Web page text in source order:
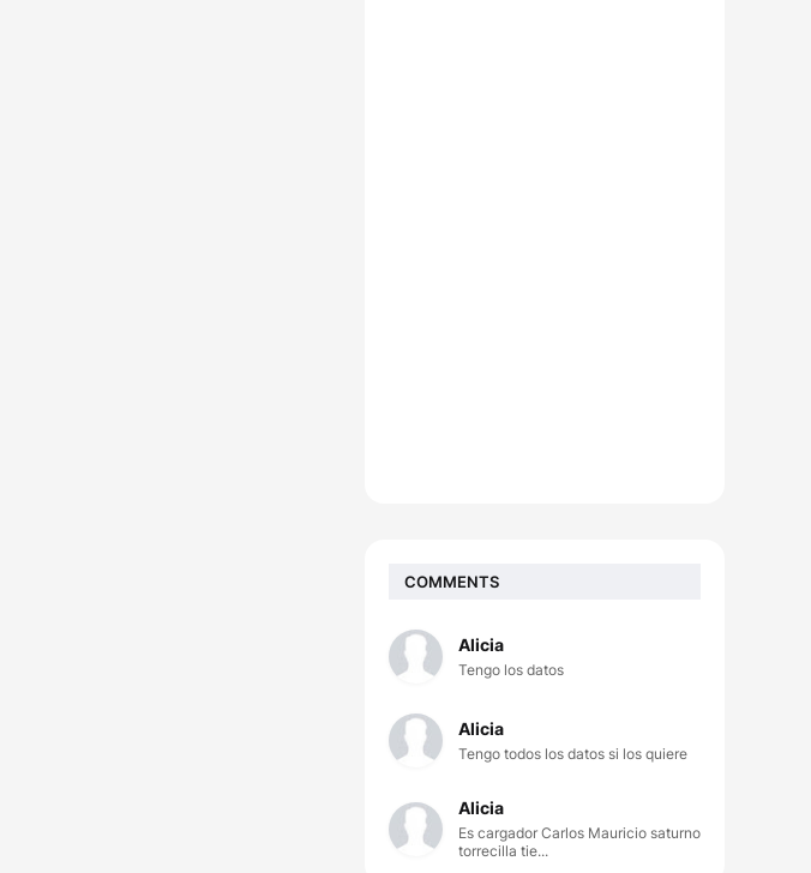
COMMENTS
Alicia
Tengo los datos
Alicia
Tengo todos los datos si los quiere
Alicia
Es cargador Carlos Mauricio saturno
torrecilla tie...